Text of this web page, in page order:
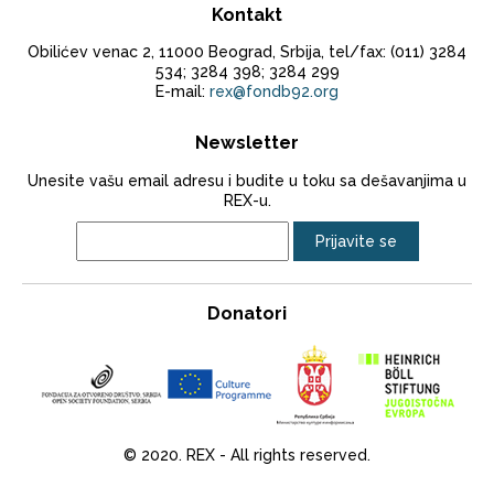
Kontakt
Obilićev venac 2, 11000 Beograd, Srbija, tel/fax: (011) 3284
534; 3284 398; 3284 299
E-mail: rex@fondb92.org
Newsletter
Unesite vašu email adresu i budite u toku sa dešavanjima u
REX-u.
Donatori
© 2020. REX - All rights reserved.